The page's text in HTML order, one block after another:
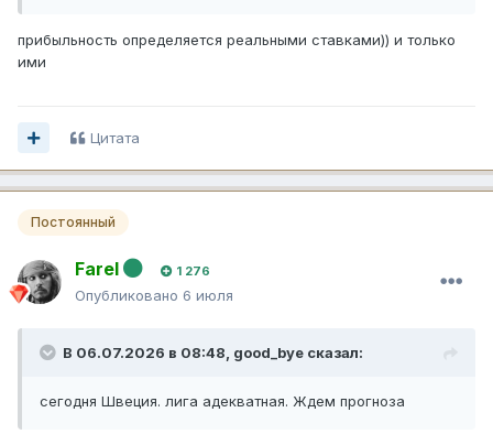
прибыльность определяется реальными ставками)) и только
ими
Цитата
Постоянный
Farel 1 276
Опубликовано 6 июля
В 06.07.2026 в 08:48, good_bye сказал:
сегодня Швеция. лига адекватная. Ждем прогноза